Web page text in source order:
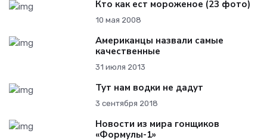
Кто как ест мороженое (23 фото)
10 мая 2008
Американцы назвали самые
качественные
31 июля 2013
Тут нам водки не дадут
3 сентября 2018
Новости из мира гонщиков
«Формулы-1»